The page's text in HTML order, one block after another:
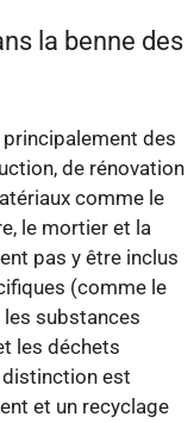
la benne des
principalement des
de rénovation
comme le
le mortier et la
pas y être inclus
(comme le
substances
les déchets
est
et un recyclage